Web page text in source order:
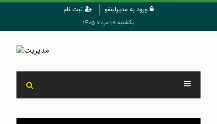
ورود به مدیراینفو ثبت نام
یکشنبه 18 مرداد 1405